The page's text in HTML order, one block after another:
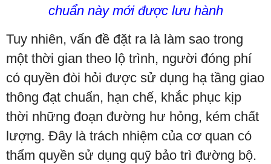
chuẩn này mới được lưu hành
Tuy nhiên, vấn đề đặt ra là làm sao trong
một thời gian theo lộ trình, người đóng phí
có quyền đòi hỏi được sử dụng hạ tầng giao
thông đạt chuẩn, hạn chế, khắc phục kịp
thời những đoạn đường hư hỏng, kém chất
lượng. Đây là trách nhiệm của cơ quan có
thẩm quyền sử dụng quỹ bảo trì đường bộ.